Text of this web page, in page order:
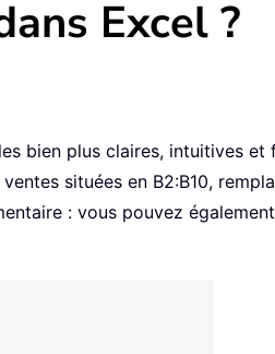
Excel ?
bien plus claires, intuitives et
situées en B2:B10,
: vous pouvez